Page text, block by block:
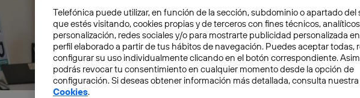
CONOCIMIENTO ENTREPRENEURS
Con la llegada del nuevo año, he observado
desterrado el concepto de propósitos de Año
Luz Rodrigo Martorell
Telefónica puede utilizar, en función de la sección, subdominio o apartado del
que estés visitando, cookies propias y de terceros con fines técnicos,
personalización, redes sociales y/o para mostrarte publicidad personalizada
perfil elaborado a partir de tus hábitos de navegación. Puedes aceptar todas,
configurar su uso individualmente clicando en el botón correspondiente.
podrás revocar tu consentimiento en cualquier momento desde la opción de
configuración. Si deseas obtener información más detallada, consulta nuestra
Cookies.